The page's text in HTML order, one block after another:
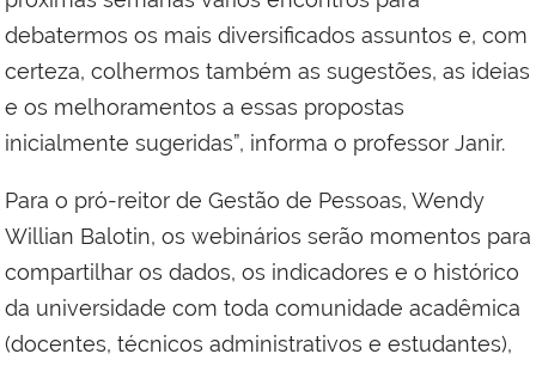
debatermos os mais diversificados assuntos e, com
certeza, colhermos também as sugestões, as ideias
e os melhoramentos a essas propostas
inicialmente sugeridas”, informa o professor Janir.
Para o pró-reitor de Gestão de Pessoas, Wendy
Willian Balotin, os webinários serão momentos para
compartilhar os dados, os indicadores e o histórico
da universidade com toda comunidade acadêmica
(docentes, técnicos administrativos e estudantes),